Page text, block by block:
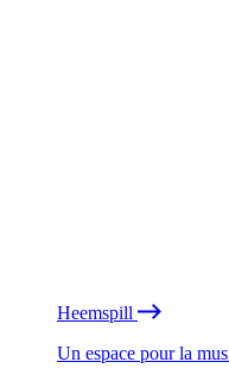
Heemspill
Un espace pour la